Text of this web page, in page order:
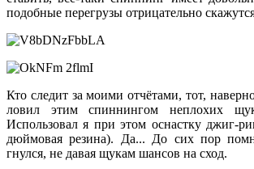
подобные перегрузы отрицательно
Кто следит за моими отчётами, тот,
ловил этим спиннингом неплохих
Использовал я при этом оснастку джиг-
дюймовая резина). Да... До сих пор
гнулся, не давая щукам шансов на сход.